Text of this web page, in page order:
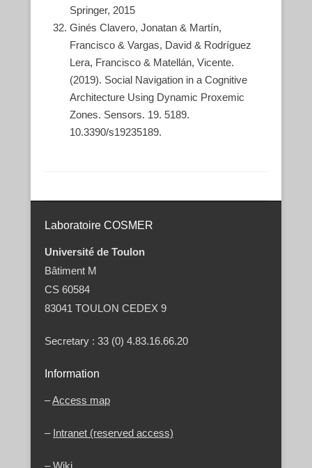
Springer, 2015
Ginés Clavero, Jonatan & Martín,
Francisco & Vargas, David & Rodríguez
Lera, Francisco & Matellán, Vicente.
(2019). Social Navigation in a Cognitive
Architecture Using Dynamic Proxemic
Zones. Sensors. 19. 5189.
10.3390/s19235189.
Laboratoire COSMER
Université de Toulon
Bâtiment M
CS 60584
83041 TOULON CEDEX 9
Secretary : 33 (0) 4.83.16.66.20
Information
–Access map
– Intranet (reserved access)